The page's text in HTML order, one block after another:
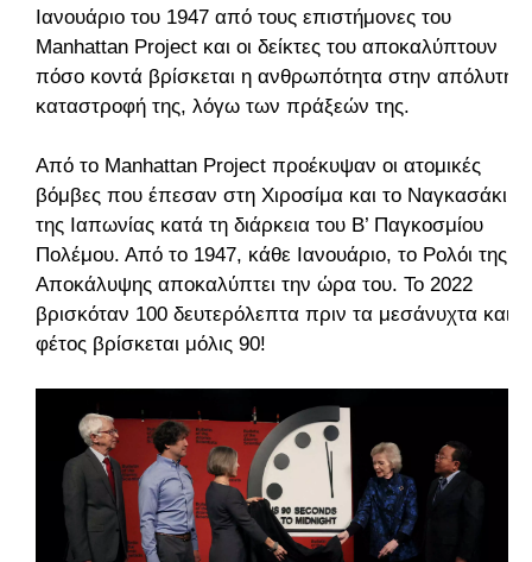
Ιανουάριο του 1947 από τους επιστήμονες του
Manhattan Project και οι δείκτες του αποκαλύπτουν
πόσο κοντά βρίσκεται η ανθρωπότητα στην απόλυτη
καταστροφή της, λόγω των πράξεών της.
Από το Manhattan Project προέκυψαν οι ατομικές
βόμβες που έπεσαν στη Χιροσίμα και το Ναγκασάκι
της Ιαπωνίας κατά τη διάρκεια του Β’ Παγκοσμίου
Πολέμου. Από το 1947, κάθε Ιανουάριο, το Ρολόι της
Αποκάλυψης αποκαλύπτει την ώρα του. Το 2022
βρισκόταν 100 δευτερόλεπτα πριν τα μεσάνυχτα και
φέτος βρίσκεται μόλις 90!